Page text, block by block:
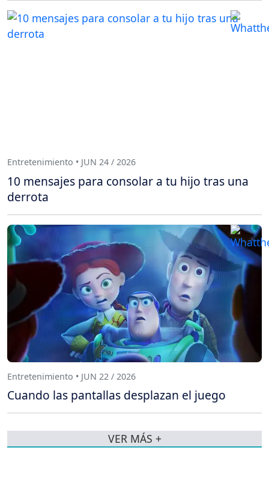
Entretenimiento • JUN 24 / 2026
10 mensajes para consolar a tu hijo tras una
derrota
Entretenimiento • JUN 22 / 2026
Cuando las pantallas desplazan el juego
VER MÁS +